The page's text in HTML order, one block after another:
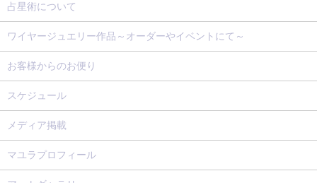
占星術について
ワイヤージュエリー作品～オーダーやイベントにて～
お客様からのお便り
スケジュール
メディア掲載
マユラプロフィール